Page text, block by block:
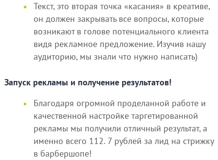
Текст, это вторая точка «касания» в креативе,
он должен закрывать все вопросы, которые
возникают в голове потенциального клиента
видя рекламное предложение. Изучив нашу
аудиторию, мы знали что нужно написать)
Запуск рекламы и получение результатов!
Благодаря огромной проделанной работе и
качественной настройке таргетированной
рекламы мы получили отличный результат, а
именно всего 112. 7 рублей за лид на стрижку
в барбершопе!